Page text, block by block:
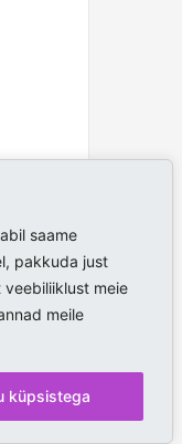
saame
pakkuda just
veebiliiklust meie
meile
küpsistega